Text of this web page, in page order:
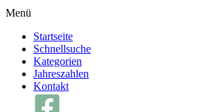
Menü
Startseite
Schnellsuche
Kategorien
Jahreszahlen
Kontakt